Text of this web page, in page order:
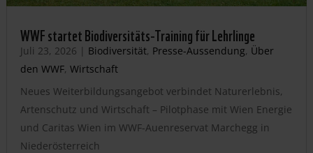
WWF startet Biodiversitäts-Training für Lehrlinge
Juli 23, 2026 | Biodiversität, Presse-Aussendung, Über
den WWF, Wirtschaft
Neues Weiterbildungsangebot verbindet Naturerlebnis,
Artenschutz und Wirtschaft – Pilotphase mit Wien Energie
und Caritas Wien im WWF-Auenreservat Marchegg in
Niederösterreich